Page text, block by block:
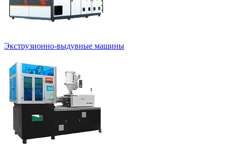
Экструзионно-выдувные машины